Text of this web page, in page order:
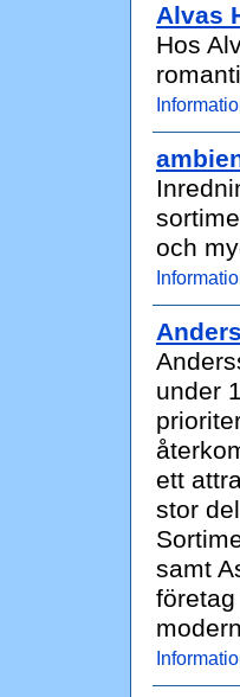
Alvas
Hos
och
under
ett
stor
samt